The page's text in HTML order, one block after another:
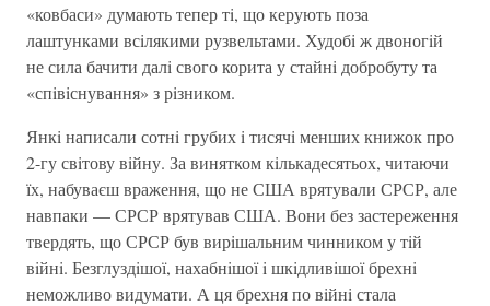
«ковбаси» думають тепер тi, що керують поза
лаштунками всiлякими рузвельтами. Худобi ж двоногiй
не сила бачити далi свого корита у стайнi добробуту та
«спiвiснування» з рiзником.
Янкi написали сотнi грубих i тисячi менших книжок про
2-гу свiтову вiйну. За винятком кiлькадесятьох, читаючи
їх, набуваєш враження, що не США врятували СРСР, але
навпаки — СРСР врятував США. Вони без застереження
твердять, що СРСР був вирiшальним чинником у тiй
вiйнi. Безглуздiшої, нахабнiшої i шкiдливiшої брехнi
неможливо видумати. А ця брехня по вiйнi стала